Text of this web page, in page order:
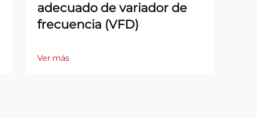
adecuado de variador de
frecuencia (VFD)
Ver más